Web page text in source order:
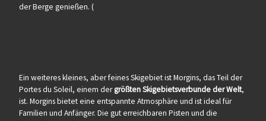
der Berge genießen. (
Ein weiteres kleines, aber feines Skigebiet ist Morgins, das Teil der
Portes du Soleil, einem dergrößten Skigebietsverbunde der Welt,
ist. Morgins bietet eine entspannte Atmosphäre und ist ideal für
Familien und Anfänger. Die gut erreichbaren Pisten und die